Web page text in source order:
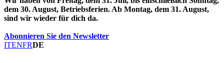
dem 30. August, Betriebsferien. Ab Montag, dem 31. August,
sind wir wieder für dich da.
Abonnieren Sie den Newsletter
ITENFRDE